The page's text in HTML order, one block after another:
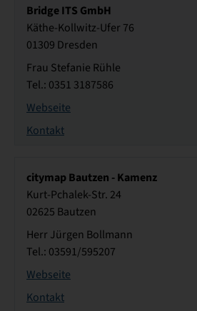
Bridge ITS GmbH
Käthe-Kollwitz-Ufer 76
01309 Dresden
Frau Stefanie Rühle
Tel.: 0351 3187586
Webseite
Kontakt
citymap Bautzen - Kamenz
Kurt-Pchalek-Str. 24
02625 Bautzen
Herr Jürgen Bollmann
Tel.: 03591/595207
Webseite
Kontakt